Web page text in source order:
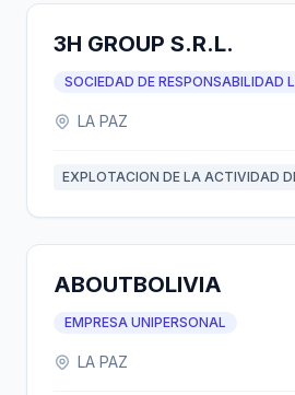
3H GROUP S.R.L.
SOCIEDAD DE RESPONSABILIDAD
LA PAZ
EXPLOTACION DE LA ACTIVIDAD
ABOUTBOLIVIA
EMPRESA UNIPERSONAL
LA PAZ